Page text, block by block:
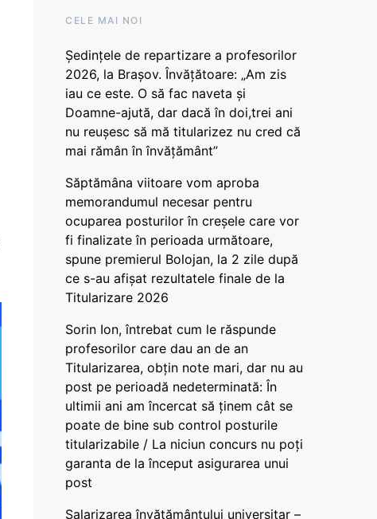
CELE MAI NOI
Ședințele de repartizare a profesorilor
2026, la Brașov. Învățătoare: „Am zis
iau ce este. O să fac naveta și
Doamne-ajută, dar dacă în doi,trei ani
nu reușesc să mă titularizez nu cred că
mai rămân în învățământ”
Săptămâna viitoare vom aproba
memorandumul necesar pentru
ocuparea posturilor în creșele care vor
fi finalizate în perioada următoare,
spune premierul Bolojan, la 2 zile după
ce s-au afișat rezultatele finale de la
Titularizare 2026
Sorin Ion, întrebat cum le răspunde
profesorilor care dau an de an
Titularizarea, obțin note mari, dar nu au
post pe perioadă nedeterminată: În
ultimii ani am încercat să ținem cât se
poate de bine sub control posturile
titularizabile / La niciun concurs nu poți
garanta de la început asigurarea unui
post
Salarizarea învățământului universitar –